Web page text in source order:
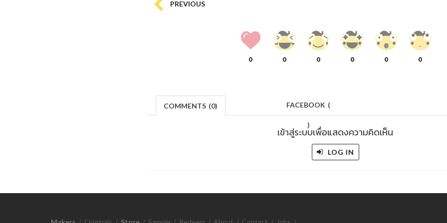
PREVIOUS
0 0 0 0 0 0
COMMENTS (0) FACEBOOK (
)
เข้าสู่ระบบเพื่อแสดงความคิดเห็น
LOG IN